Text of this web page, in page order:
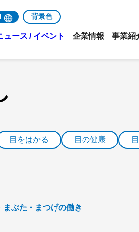
背景色
ュース / イベント 企業情報 事業紹
目をはかる 目の健康
まぶた・まつげの働き